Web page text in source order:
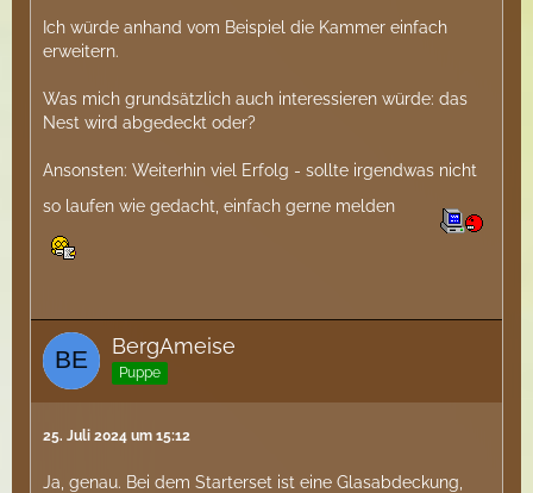
Ich würde anhand vom Beispiel die Kammer einfach
erweitern.
Was mich grundsätzlich auch interessieren würde: das
Nest wird abgedeckt oder?
Ansonsten: Weiterhin viel Erfolg - sollte irgendwas nicht
so laufen wie gedacht, einfach gerne melden
BergAmeise
Puppe
25. Juli 2024 um 15:12
Ja, genau. Bei dem Starterset ist eine Glasabdeckung,